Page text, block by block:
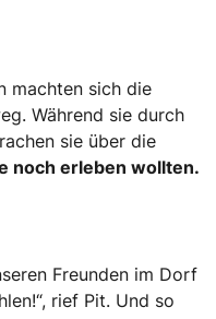
machten sich die
Während sie durch
sie über die
noch erleben wollten.
Freunden im Dorf
rief Pit. Und so